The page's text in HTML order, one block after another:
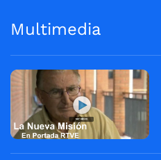
Multimedia